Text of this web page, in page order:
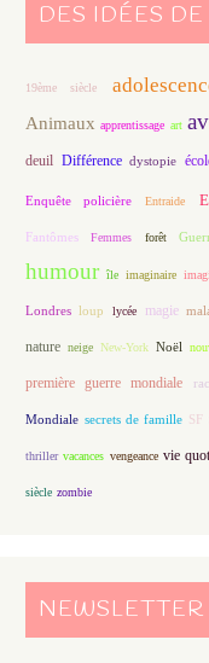
DES IDÉES
19ème siècle
Animaux apprentissage art
deuil Différence dystopie
Enquête policière Entraide
Fantômes Femmes forêt
humour île imaginaire
Londres loup lycée magie
nature neige New-York Noël
première guerre mondiale
Mondiale secrets de famille SF
thriller vacances vengeance vie
siècle zombie
NEWSLETTER